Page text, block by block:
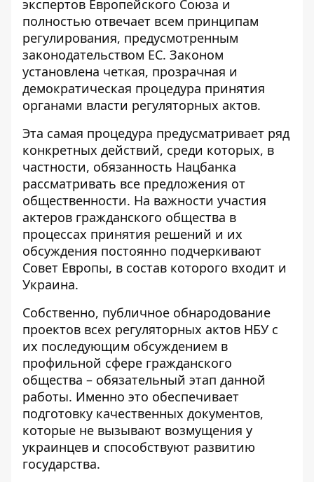
экспертов Европейского Союза и
полностью отвечает всем принципам
регулирования, предусмотренным
законодательством ЕС. Законом
установлена ​​четкая, прозрачная и
демократическая процедура принятия
органами власти регуляторных актов.
Эта самая процедура предусматривает ряд
конкретных действий, среди которых, в
частности, обязанность Нацбанка
рассматривать все предложения от
общественности. На важности участия
актеров гражданского общества в
процессах принятия решений и их
обсуждения постоянно подчеркивают
Совет Европы, в состав которого входит и
Украина.
Собственно, публичное обнародование
проектов всех регуляторных актов НБУ с
их последующим обсуждением в
профильной сфере гражданского
общества – обязательный этап данной
работы. Именно это обеспечивает
подготовку качественных документов,
которые не вызывают возмущения у
украинцев и способствуют развитию
государства.